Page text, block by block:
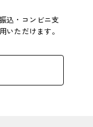
振込・コンビニ支
いただけます。